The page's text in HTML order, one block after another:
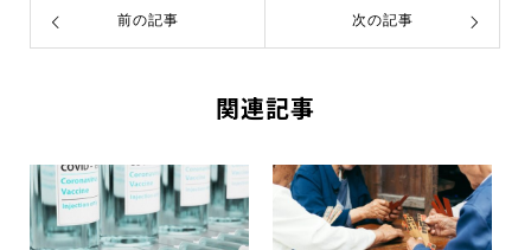
前の記事 次の記事
関連記事